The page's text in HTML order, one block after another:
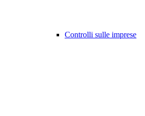
Controlli sulle imprese